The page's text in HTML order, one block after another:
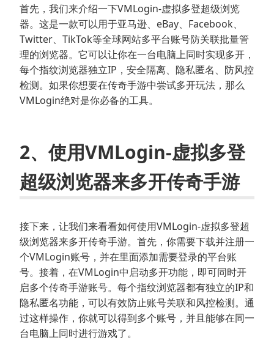
首先，我们来介绍一下VMLogin-虚拟多登超级浏览
器。这是一款可以用于亚马逊、eBay、Facebook、
Twitter、TikTok等全球网站多平台账号防关联批量管
理的浏览器。它可以让你在一台电脑上同时实现多开，
每个指纹浏览器独立IP，安全隔离、隐私匿名、防风控
检测。如果你想要在传奇手游中尝试多开玩法，那么
VMLogin绝对是你必备的工具。
2、使用VMLogin-虚拟多登
超级浏览器来多开传奇手游
接下来，让我们来看看如何使用VMLogin-虚拟多登超
级浏览器来多开传奇手游。首先，你需要下载并注册一
个VMLogin账号，并在里面添加需要登录的平台账
号。接着，在VMLogin中启动多开功能，即可同时开
启多个传奇手游账号。每个指纹浏览器都有独立的IP和
隐私匿名功能，可以有效防止账号关联和风控检测。通
过这样操作，你就可以得到多个账号，并且能够在同一
台电脑上同时进行游戏了。